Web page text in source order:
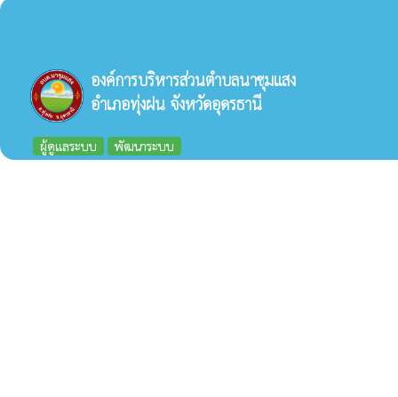
องค์การบริหารส่วนตำบลนาชุมแสง
อำเภอทุ่งฝน จังหวัดอุดรธานี
ผู้ดูแลระบบ พัฒนาระบบ